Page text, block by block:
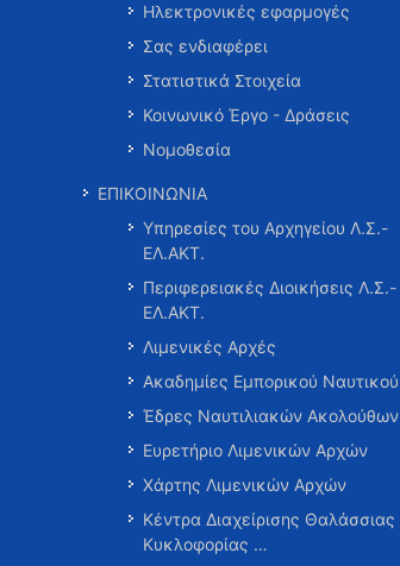
Ηλεκτρονικές εφαρμογές
Σας ενδιαφέρει
Στατιστικά Στοιχεία
Κοινωνικό Έργο - Δράσεις
Νομοθεσία
ΕΠΙΚΟΙΝΩΝΙΑ
Υπηρεσίες του Αρχηγείου Λ.Σ.-
ΕΛ.ΑΚΤ.
Περιφερειακές Διοικήσεις Λ.Σ.-
ΕΛ.ΑΚΤ.
Λιμενικές Αρχές
Ακαδημίες Εμπορικού Ναυτικού
Έδρες Ναυτιλιακών Ακολούθων
Ευρετήριο Λιμενικών Αρχών
Χάρτης Λιμενικών Αρχών
Κέντρα Διαχείρισης Θαλάσσιας
Κυκλοφορίας …